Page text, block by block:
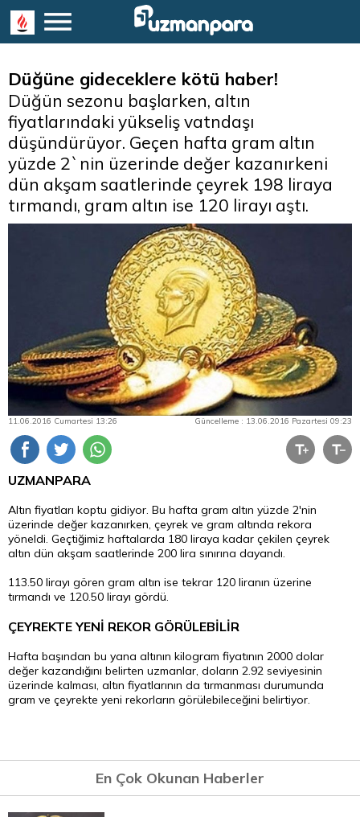
Düğüne gideceklere kötü haber!
Düğün sezonu başlarken, altın
fiyatlarındaki yükseliş vatndaşı
düşündürüyor. Geçen hafta gram altın
yüzde 2`nin üzerinde değer kazanırkeni
dün akşam saatlerinde çeyrek 198 liraya
tırmandı, gram altın ise 120 lirayı aştı.
11.06.2016 Cumartesi 13:26 Güncelleme : 13.06.2016 Pazartesi 09:23
UZMANPARA
Altın fiyatları koptu gidiyor. Bu hafta gram altın yüzde 2'nin
üzerinde değer kazanırken, çeyrek ve gram altında rekora
yöneldi. Geçtiğimiz haftalarda 180 liraya kadar çekilen çeyrek
altın dün akşam saatlerinde 200 lira sınırına dayandı.
113.50 lirayı gören gram altın ise tekrar 120 liranın üzerine
tırmandı ve 120.50 lirayı gördü.
ÇEYREKTE YENİ REKOR GÖRÜLEBİLİR
Hafta başından bu yana altının kilogram fiyatının 2000 dolar
değer kazandığını belirten uzmanlar, doların 2.92 seviyesinin
üzerinde kalması, altın fiyatlarının da tırmanması durumunda
gram ve çeyrekte yeni rekorların görülebileceğini belirtiyor.
En Çok Okunan Haberler